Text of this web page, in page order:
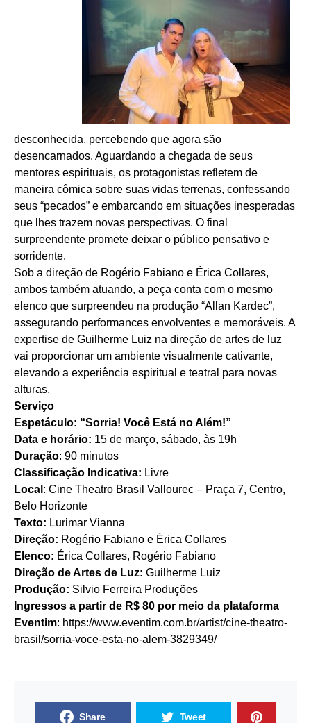
desconhecida, percebendo que agora são
desencarnados. Aguardando a chegada de seus
mentores espirituais, os protagonistas refletem de
maneira cômica sobre suas vidas terrenas, confessando
seus “pecados” e embarcando em situações inesperadas
que lhes trazem novas perspectivas. O final
surpreendente promete deixar o público pensativo e
sorridente.
Sob a direção de Rogério Fabiano e Érica Collares,
ambos também atuando, a peça conta com o mesmo
elenco que surpreendeu na produção “Allan Kardec”,
assegurando performances envolventes e memoráveis. A
expertise de Guilherme Luiz na direção de artes de luz
vai proporcionar um ambiente visualmente cativante,
elevando a experiência espiritual e teatral para novas
alturas.
Serviço
Espetáculo: “Sorria! Você Está no Além!”
Data e horário: 15 de março, sábado, às 19h
Duração: 90 minutos
Classificação Indicativa: Livre
Local : Cine Theatro Brasil Vallourec – Praça 7, Centro,
Belo Horizonte
Texto: Lurimar Vianna
Direção: Rogério Fabiano e Érica Collares
Elenco: Érica Collares, Rogério Fabiano
Direção de Artes de Luz: Guilherme Luiz
Produção: Silvio Ferreira Produções
Ingressos a partir de R$ 80 por meio da plataforma
Eventim: https://www.eventim.com.br/artist/cine-theatro-
brasil/sorria-voce-esta-no-alem-3829349/
Share Tweet